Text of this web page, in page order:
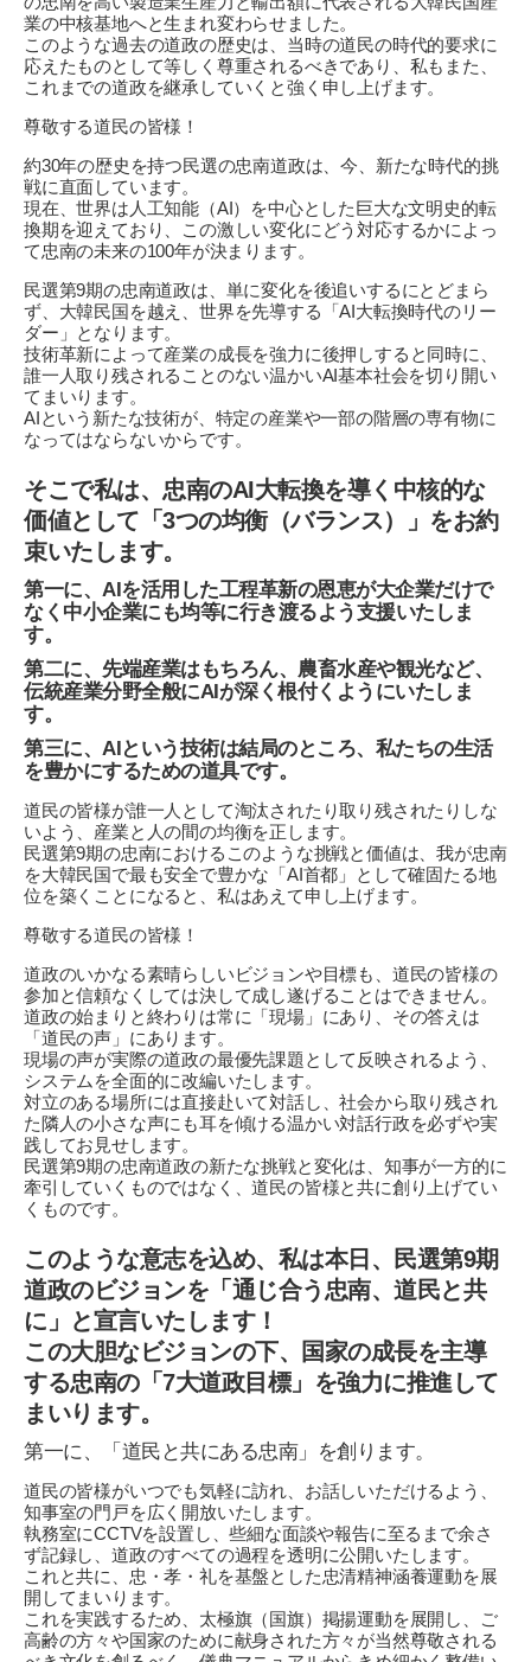
業の中核基地へと生まれ変わらせました。
このような過去の道政の歴史は、当時の道民の時代的要求に
応えたものとして等しく尊重されるべきであり、私もまた、
これまでの道政を継承していくと強く申し上げます。
尊敬する道民の皆様！
約30年の歴史を持つ民選の忠南道政は、今、新たな時代的挑
戦に直面しています。
現在、世界は人工知能（AI）を中心とした巨大な文明史的転
換期を迎えており、この激しい変化にどう対応するかによっ
て忠南の未来の100年が決まります。
民選第9期の忠南道政は、単に変化を後追いするにとどまら
ず、大韓民国を越え、世界を先導する「AI大転換時代のリー
ダー」となります。
技術革新によって産業の成長を強力に後押しすると同時に、
誰一人取り残されることのない温かいAI基本社会を切り開い
てまいります。
AIという新たな技術が、特定の産業や一部の階層の専有物に
なってはならないからです。
そこで私は、忠南のAI大転換を導く中核的な
価値として「3つの均衡（バランス）」をお約
束いたします。
第一に、AIを活用した工程革新の恩恵が大企業だけで
なく中小企業にも均等に行き渡るよう支援いたしま
す。
第二に、先端産業はもちろん、農畜水産や観光など、
伝統産業分野全般にAIが深く根付くようにいたしま
す。
第三に、AIという技術は結局のところ、私たちの生活
を豊かにするための道具です。
道民の皆様が誰一人として淘汰されたり取り残されたりしな
いよう、産業と人の間の均衡を正します。
民選第9期の忠南におけるこのような挑戦と価値は、我が忠南
を大韓民国で最も安全で豊かな「AI首都」として確固たる地
位を築くことになると、私はあえて申し上げます。
尊敬する道民の皆様！
道政のいかなる素晴らしいビジョンや目標も、道民の皆様の
参加と信頼なくしては決して成し遂げることはできません。
道政の始まりと終わりは常に「現場」にあり、その答えは
「道民の声」にあります。
現場の声が実際の道政の最優先課題として反映されるよう、
システムを全面的に改編いたします。
対立のある場所には直接赴いて対話し、社会から取り残され
た隣人の小さな声にも耳を傾ける温かい対話行政を必ずや実
践してお見せします。
民選第9期の忠南道政の新たな挑戦と変化は、知事が一方的に
牽引していくものではなく、道民の皆様と共に創り上げてい
くものです。
このような意志を込め、私は本日、民選第9期
道政のビジョンを「通じ合う忠南、道民と共
に」と宣言いたします！
この大胆なビジョンの下、国家の成長を主導
する忠南の「7大道政目標」を強力に推進して
まいります。
第一に、「道民と共にある忠南」を創ります。
道民の皆様がいつでも気軽に訪れ、お話しいただけるよう、
知事室の門戸を広く開放いたします。
執務室にCCTVを設置し、些細な面談や報告に至るまで余さ
ず記録し、道政のすべての過程を透明に公開いたします。
これと共に、忠・孝・礼を基盤とした忠清精神涵養運動を展
開してまいります。
これを実践するため、太極旗（国旗）掲揚運動を展開し、ご
高齢の方々や国家のために献身された方々が当然尊敬される